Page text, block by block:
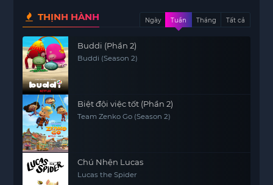
THỊNH HÀNH Ngày Tuần Tháng Tất cả
Buddi (Phần 2)
Buddi (Season 2)
Biệt đội việc tốt (Phần 2)
Team Zenko Go (Season 2)
Chú Nhện Lucas
Lucas the Spider